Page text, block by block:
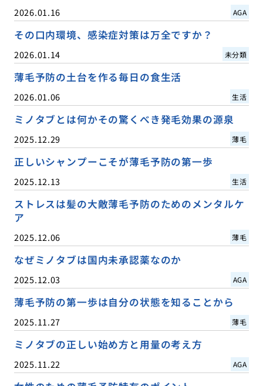
2026.01.16 AGA
その口内環境、感染症対策は万全ですか？
2026.01.14 未分類
薄毛予防の土台を作る毎日の食生活
2026.01.06 生活
ミノタブとは何かその驚くべき発毛効果の源泉
2025.12.29 薄毛
正しいシャンプーこそが薄毛予防の第一歩
2025.12.13 生活
ストレスは髪の大敵薄毛予防のためのメンタルケ
ア
2025.12.06 薄毛
なぜミノタブは国内未承認薬なのか
2025.12.03 AGA
薄毛予防の第一歩は自分の状態を知ることから
2025.11.27 薄毛
ミノタブの正しい始め方と用量の考え方
2025.11.22 AGA